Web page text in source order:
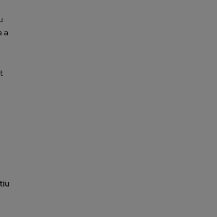
a